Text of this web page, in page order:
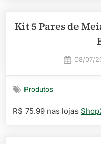
Kit 5 Pares de
Posted
08/07/
Produtos
R$ 75.99 nas lojas